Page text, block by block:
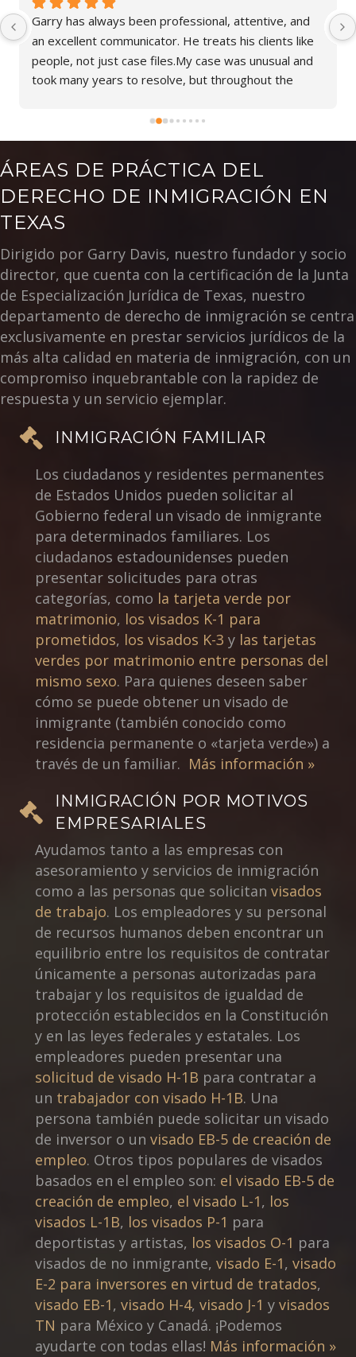
attentive, and
his clients like
was unusual and
the
made a difficult
truly thankful
for an
will stand by you
is an excellent
Beatriz is very knowledgeable in the
impressed with her empathy
I highly recommend her for any legal
representation.
ÁREAS DE PRÁCTICA DEL
DERECHO DE INMIGRACIÓN EN
TEXAS
Dirigido por Garry Davis, nuestro fundador y socio
director, que cuenta con la certificación de la Junta
de Especialización Jurídica de Texas, nuestro
departamento de derecho de inmigración se centra
exclusivamente en prestar servicios jurídicos de la
más alta calidad en materia de inmigración, con un
compromiso inquebrantable con la rapidez de
respuesta y un servicio ejemplar.
INMIGRACIÓN FAMILIAR
Los ciudadanos y residentes permanentes
de Estados Unidos pueden solicitar al
Gobierno federal un visado de inmigrante
para determinados familiares. Los
ciudadanos estadounidenses pueden
presentar solicitudes para otras
categorías, como la tarjeta verde por
matrimonio, los visados K-1 para
prometidos, los visados K-3 y las tarjetas
verdes por matrimonio entre personas del
mismo sexo. Para quienes deseen saber
cómo se puede obtener un visado de
inmigrante (también conocido como
residencia permanente o «tarjeta verde») a
través de un familiar. Más información »
INMIGRACIÓN POR MOTIVOS
EMPRESARIALES
Ayudamos tanto a las empresas con
asesoramiento y servicios de inmigración
como a las personas que solicitan visados
de trabajo. Los empleadores y su personal
de recursos humanos deben encontrar un
equilibrio entre los requisitos de contratar
únicamente a personas autorizadas para
trabajar y los requisitos de igualdad de
protección establecidos en la Constitución
y en las leyes federales y estatales. Los
empleadores pueden presentar una
solicitud de visado H-1B para contratar a
un trabajador con visado H-1B. Una
persona también puede solicitar un visado
de inversor o un visado EB-5 de creación de
empleo. Otros tipos populares de visados
basados en el empleo son: el visado EB-5 de
creación de empleo, el visado L-1, los
visados L-1B, los visados P-1 para
deportistas y artistas, los visados O-1 para
visados de no inmigrante, visado E-1, visado
E-2 para inversores en virtud de tratados,
visado EB-1, visado H-4, visado J-1 y visados
TN para México y Canadá. ¡Podemos
ayudarte con todas ellas! Más información »